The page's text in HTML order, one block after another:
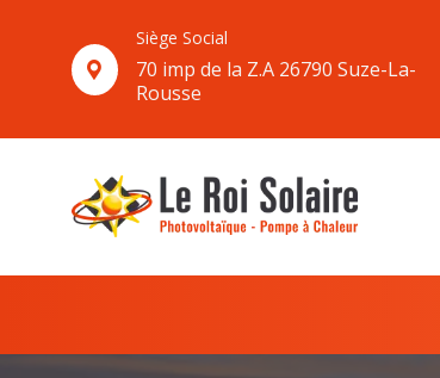
Siège Social
70 imp de la Z.A 26790 Suze-La-
Rousse